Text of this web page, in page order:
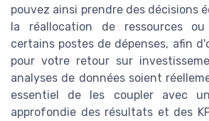
pouvez ainsi prendre des décisions
la réallocation de ressources
certains postes de dépenses, afin
pour votre retour sur
analyses de données soient
essentiel de les coupler avec
approfondie des résultats et des